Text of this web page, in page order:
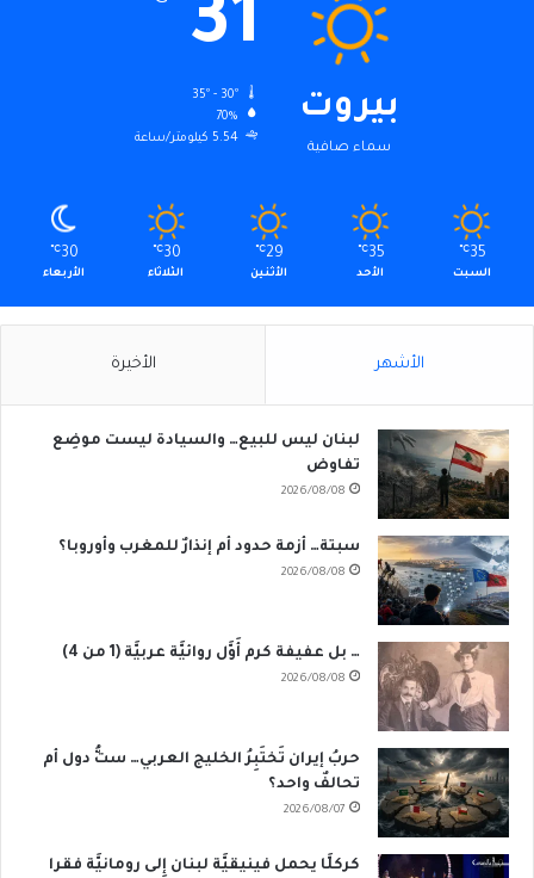
بيروت
سماء صافية
31
70%
5.54 كيلومتر/ساعة
35
℃
السبت
35
℃
الأحد
29
℃
الأثنين
30
℃
الثلاثاء
30
℃
الأربعاء
الأشهر الأخيرة
لبنان ليس للبيع… والسيادة ليست موضِع
تفاوض
2026/08/08
سبتة… أزمة حدود أم إنذارٌ للمغرب وأوروبا؟
2026/08/08
… بل عفيفة كرم أَوَّل روائيَّة عربيَّة (1 من 4)
2026/08/08
حربُ إيران تَختَبِرُ الخليج العربي… ستُّ دول أم
تحالفٌ واحد؟
2026/08/07
كركلَّا يحمل فينيقيَّة لبنان إِلى رومانيَّة فقرا